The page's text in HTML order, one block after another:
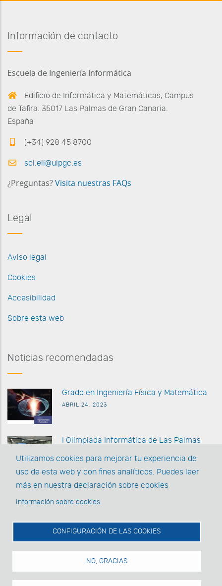
Información de contacto
Escuela de Ingeniería Informática
Edificio de Informática y Matemáticas, Campus
de Tafira. 35017 Las Palmas de Gran Canaria.
España
(+34) 928 45 8700
sci.eii@ulpgc.es
¿Preguntas? Visita nuestras FAQs
Legal
Aviso legal
Cookies
Accesibilidad
Sobre esta web
Noticias recomendadas
Grado en Ingeniería Física y Matemática
ABRIL 24, 2023
I Olimpiada Informática de Las Palmas
La EII posee la acreditación AUDIT y la
MARZO 1, 2022
Utilizamos cookies para mejorar tu experiencia de
uso de esta web y con fines analíticos. Puedes leer
más en nuestra declaración sobre cookies
Información sobre cookies
CONFIGURACIÓN DE LAS COOKIES
NO, GRACIAS